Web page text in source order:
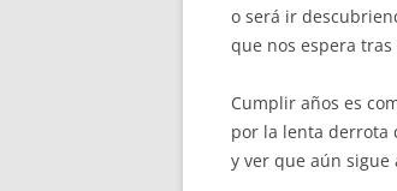
o será ir
que nos espera
Cumplir años es
por la lenta derrota
y ver que aún